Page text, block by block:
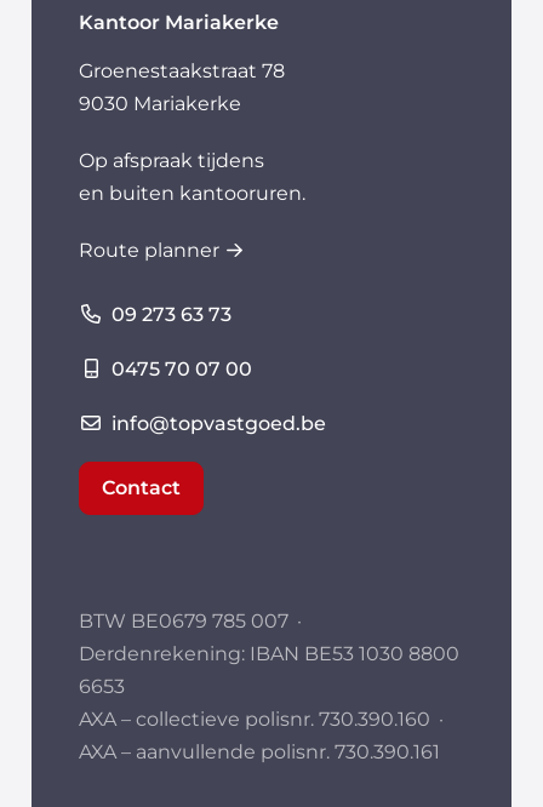
Kantoor Mariakerke
Groenestaakstraat 78
9030 Mariakerke
Op afspraak tijdens
en buiten kantooruren.
Route planner
09 273 63 73
0475 70 07 00
info@topvastgoed.be
Contact
BTW BE0679 785 007 ·
Derdenrekening: IBAN BE53 1030 8800
6653
AXA – collectieve polisnr. 730.390.160 ·
AXA – aanvullende polisnr. 730.390.161